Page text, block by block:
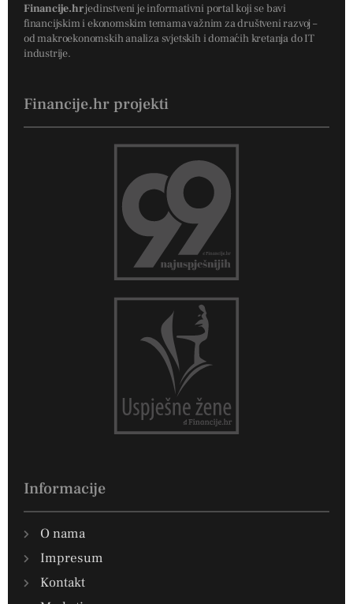
Financije.hrjedinstveni je informativni portal koji se bavi
financijskim i ekonomskim temama važnim za društveni razvoj –
od makroekonomskih analiza svjetskih i domaćih kretanja do IT
industrije.
Financije.hr projekti
Informacije
O nama
Impresum
Kontakt